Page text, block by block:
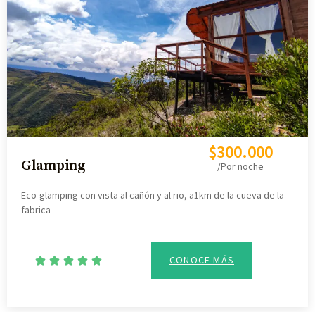
Glamping
$300.000
/Por noche
Eco-glamping con vista al cañón y al rio, a1km de la cueva de la
fabrica
     CONOCE MÁS